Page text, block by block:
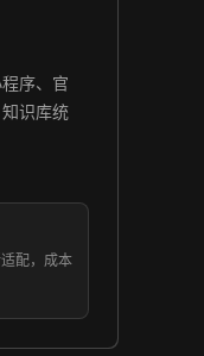
序、官
识库统
配，成本